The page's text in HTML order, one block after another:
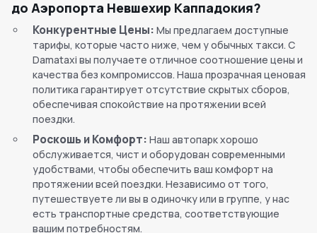
до Аэропорта Невшехир Каппадокия?
Конкурентные Цены: Мы предлагаем доступные
тарифы, которые часто ниже, чем у обычных такси. С
Damataxi вы получаете отличное соотношение цены и
качества без компромиссов. Наша прозрачная ценовая
политика гарантирует отсутствие скрытых сборов,
обеспечивая спокойствие на протяжении всей
поездки.
Роскошь и Комфорт: Наш автопарк хорошо
обслуживается, чист и оборудован современными
удобствами, чтобы обеспечить ваш комфорт на
протяжении всей поездки. Независимо от того,
путешествуете ли вы в одиночку или в группе, у нас
есть транспортные средства, соответствующие
вашим потребностям.